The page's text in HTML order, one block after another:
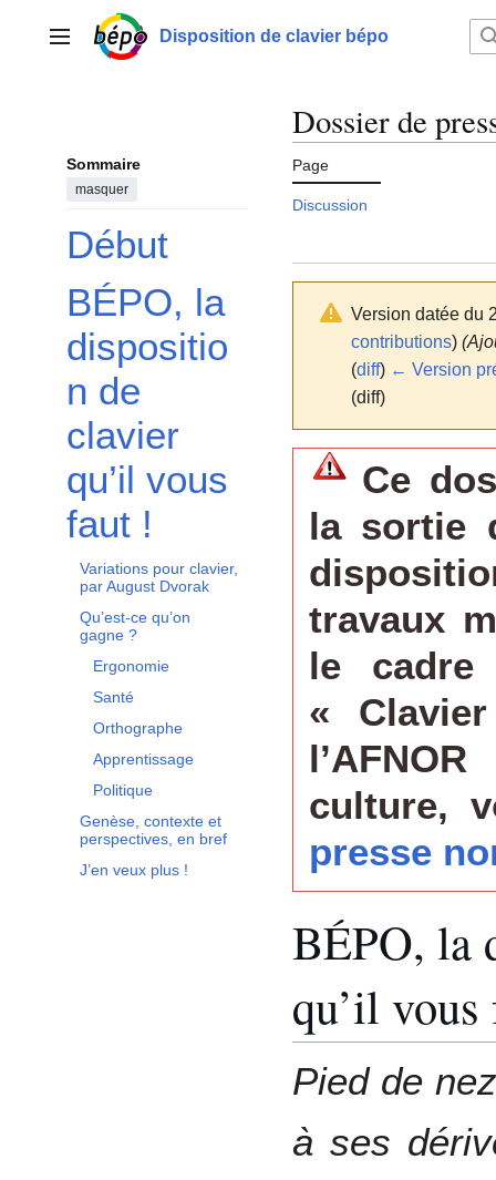
contenuMenu principalDisposition de clavier bépo
Sommaire
masquer
Début
BÉPO, la
dispositio
n de
clavier
qu’il vous
faut !
Afficher / masquer la sous-section BÉPO, la disposition de clavier qu’il vous
Variations pour clavier,
par August Dvorak
Qu’est-ce qu’on
gagne ?
Ergonomie
Santé
Orthographe
Apprentissage
Politique
Genèse, contexte et
perspectives, en bref
J’en veux plus !
Dossier de
Page
Discussion
Version datée du
contributions)
(diff) ← Version
(diff)
Ce
la sortie
travaux
le
«
culture,
presse
BÉPO, la
qu’il
Pied de
à ses